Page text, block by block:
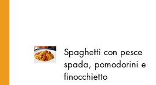
Spaghetti con pesce
spada, pomodorini e
finocchietto